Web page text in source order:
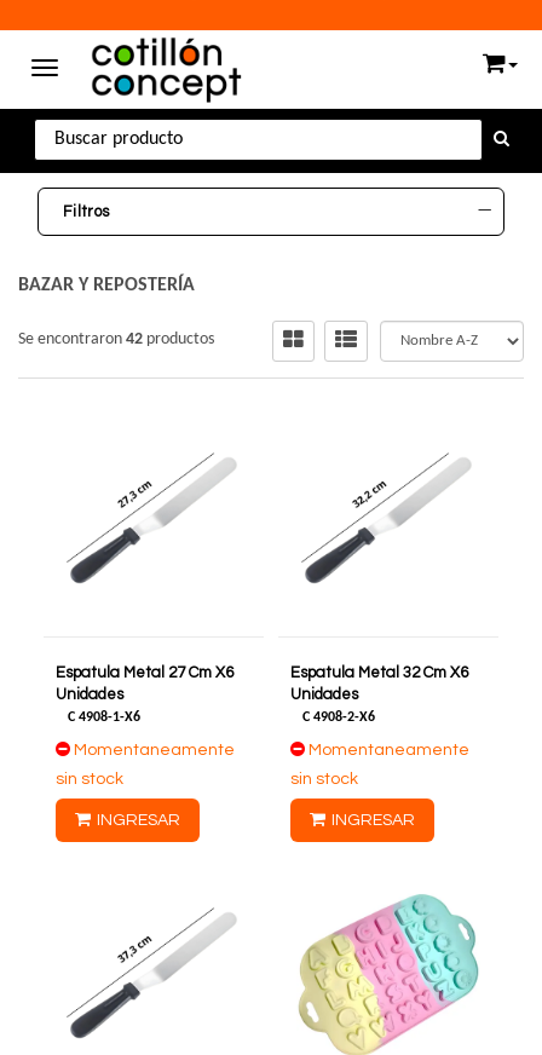
Toggle navigation
Filtros
BAZAR Y REPOSTERÍA
Se encontraron 42 productos
Espatula Metal 27 Cm X6
Unidades
C 4908-1-X6
Momentaneamente
sin stock
INGRESAR
Espatula Metal 32 Cm X6
Unidades
C 4908-2-X6
Momentaneamente
sin stock
INGRESAR